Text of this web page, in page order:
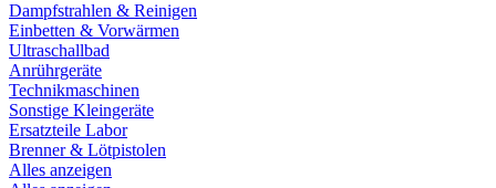
Dampfstrahlen & Reinigen
Einbetten & Vorwärmen
Ultraschallbad
Anrührgeräte
Technikmaschinen
Sonstige Kleingeräte
Ersatzteile Labor
Brenner & Lötpistolen
Alles anzeigen